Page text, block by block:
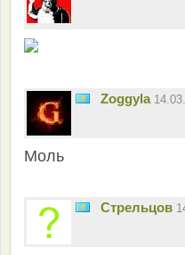
Zoggyla
Моль
Стрельцов